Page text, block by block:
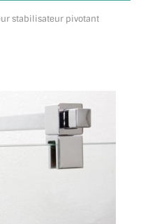
stabilisateur pivotant